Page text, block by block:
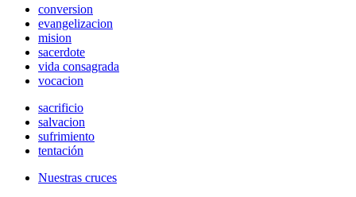
conversion
evangelizacion
mision
sacerdote
vida consagrada
vocacion
sacrificio
salvacion
sufrimiento
tentación
Nuestras cruces